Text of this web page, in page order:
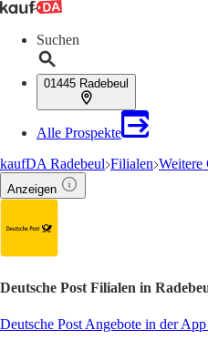
Suchen
01445 Radebeul
Alle Prospekte
kaufDA Radebeul Filialen Weitere
Anzeigen
Deutsche Post Filialen in
Deutsche Post Angebote in der